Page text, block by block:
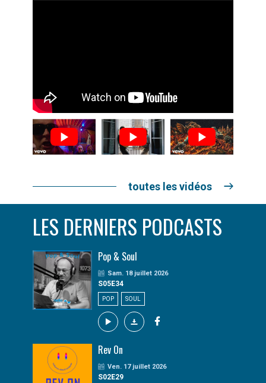
toutes les vidéos
LES DERNIERS PODCASTS
Pop & Soul
Sam. 18 juillet 2026
S05E34
POP SOUL
Rev On
Ven. 17 juillet 2026
S02E29